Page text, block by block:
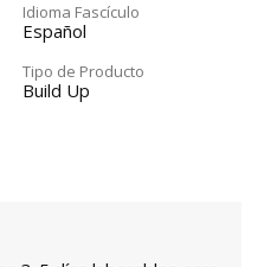
Idioma Fascículo
Español
Tipo de Producto
Build Up